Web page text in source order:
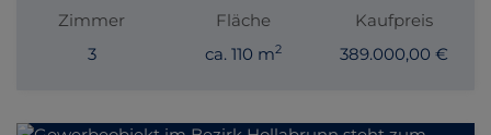
Zimmer
3
Fläche
ca. 110 m2
Kaufpreis
389.000,00 €